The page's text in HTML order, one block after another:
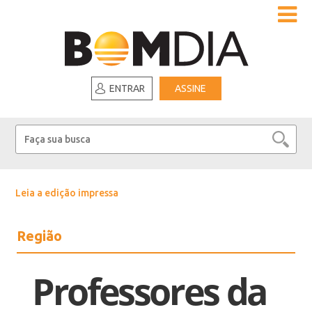
ENTRAR ASSINE
Leia a edição impressa
Região
Professores da